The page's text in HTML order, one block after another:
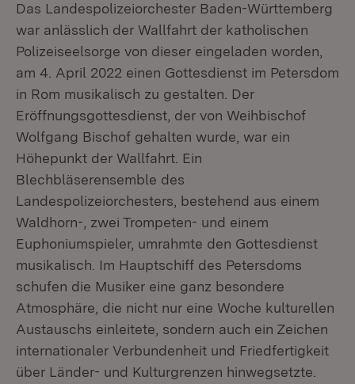
Das Landespolizeiorchester Baden-Württemberg
war anlässlich der Wallfahrt der katholischen
Polizeiseelsorge von dieser eingeladen worden,
am 4. April 2022 einen Gottesdienst im Petersdom
in Rom musikalisch zu gestalten. Der
Eröffnungsgottesdienst, der von Weihbischof
Wolfgang Bischof gehalten wurde, war ein
Höhepunkt der Wallfahrt. Ein
Blechbläserensemble des
Landespolizeiorchesters, bestehend aus einem
Waldhorn-, zwei Trompeten- und einem
Euphoniumspieler, umrahmte den Gottesdienst
musikalisch. Im Hauptschiff des Petersdoms
schufen die Musiker eine ganz besondere
Atmosphäre, die nicht nur eine Woche kulturellen
Austauschs einleitete, sondern auch ein Zeichen
internationaler Verbundenheit und Friedfertigkeit
über Länder- und Kulturgrenzen hinwegsetzte.